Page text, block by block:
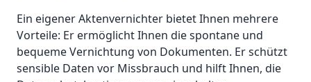
Ein eigener Aktenvernichter bietet Ihnen mehrere
Vorteile: Er ermöglicht Ihnen die spontane und
bequeme Vernichtung von Dokumenten. Er schützt
sensible Daten vor Missbrauch und hilft Ihnen, die